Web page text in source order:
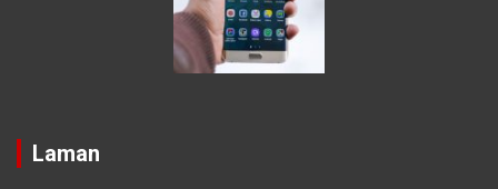
Laman